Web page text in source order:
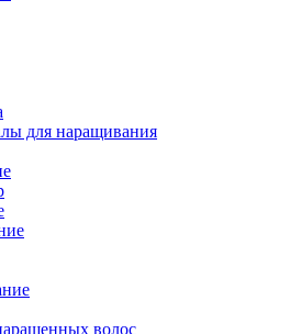
для наращивания
волос